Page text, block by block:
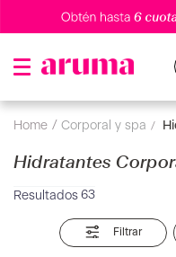
corporal y spa
Hidratantes
63
Filtrar